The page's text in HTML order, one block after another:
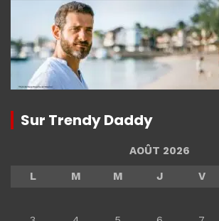
Sur Trendy Daddy
AOÛT 2026
L
M M J V